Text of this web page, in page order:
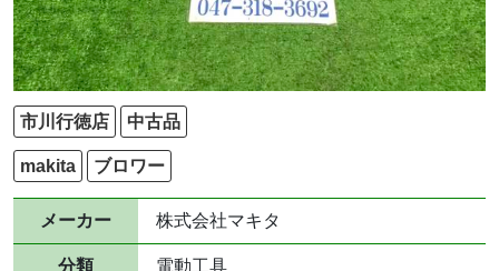
市川行徳店 中古品
makita ブロワー
メーカー 株式会社マキタ
分類 電動工具